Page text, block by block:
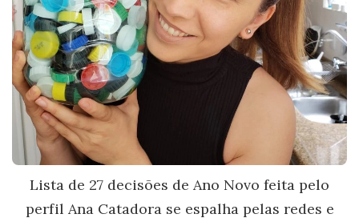
Lista de 27 decisões de Ano Novo feita pelo
perfil Ana Catadora se espalha pelas redes e